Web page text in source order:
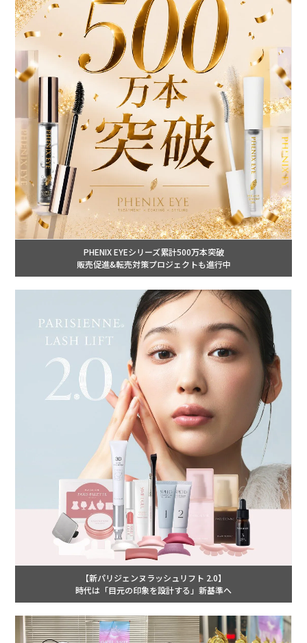
PHENIX EYEシリーズ累計500万本突破
販売促進&転売対策プロジェクトも進行中
【新パリジェンヌラッシュリフト 2.0】
時代は「目元の印象を設計する」新基準へ